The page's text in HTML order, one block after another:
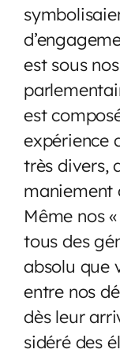
est sous
est
expérience
très divers,
maniement
Même nos
tous des
absolu que
entre nos
dès leur
sidéré des